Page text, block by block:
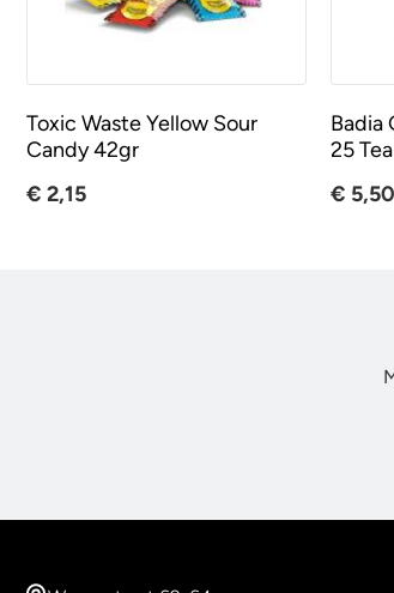
Toxic Waste Yellow Sour
Candy 42gr
€ 2,15
Badia
25
€ 5,50